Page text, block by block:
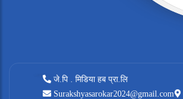
जे.पि . मिडिया हब प्रा.लि
Surakshyasarokar2024@gmail.com